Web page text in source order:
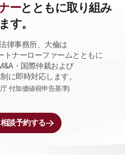
ーとともに取り組み
ます。
律事務所、大倫は
トナーローファームとともに
・国際仲裁および
に即時対応します。
付加価値税申告基準)
談予約する